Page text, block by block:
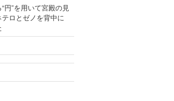
円”を用いて宮殿の見
ロとゼノを背中に